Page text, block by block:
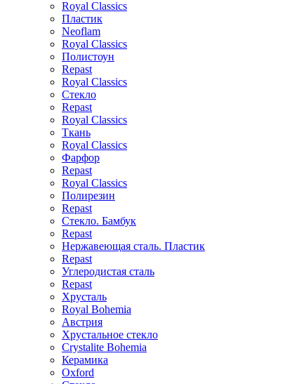
Royal Classics
Пластик
Neoflam
Royal Classics
Полистоун
Repast
Royal Classics
Стекло
Repast
Royal Classics
Ткань
Royal Classics
Фарфор
Repast
Royal Classics
Полирезин
Repast
Стекло. Бамбук
Repast
Нержавеющая сталь. Пластик
Repast
Углеродистая сталь
Repast
Хрусталь
Royal Bohemia
Австрия
Хрустальное стекло
Crystalite Bohemia
Керамика
Oxford